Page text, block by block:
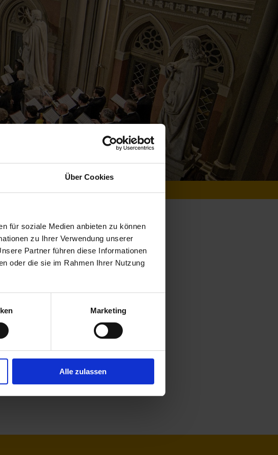
Über Cookies
für soziale Medien anbieten zu können
zu Ihrer Verwendung unserer
Partner führen diese Informationen
oder die sie im Rahmen Ihrer Nutzung
Marketing
Alle zulassen
Kirchenmusiker Instagram
Facebook
YouTube